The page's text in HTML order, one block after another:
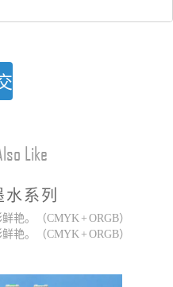
Like
水系列
艳。（CMYK + ORGB）
艳。（CMYK + ORGB）